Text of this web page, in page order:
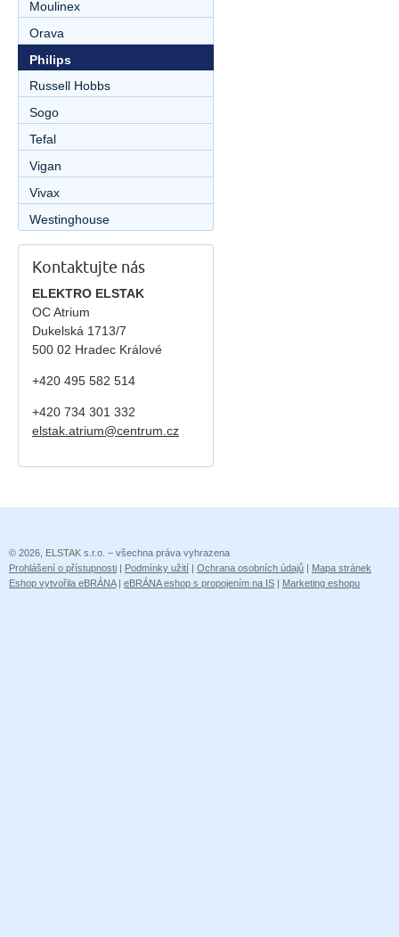
Moulinex
Orava
Philips
Russell Hobbs
Sogo
Tefal
Vigan
Vivax
Westinghouse
Kontaktujte nás
ELEKTRO ELSTAK
OC Atrium
Dukelská 1713/7
500 02 Hradec Králové
+420 495 582 514
+420 734 301 332
elstak.atrium@centrum.cz
© 2026, ELSTAK s.r.o. – všechna práva vyhrazena
Prohlášení o přístupnosti | Podmínky užití | Ochrana osobních údajů | Mapa stránek
Eshop vytvořila eBRÁNA| eBRÁNA eshop s propojením na IS | Marketing eshopu